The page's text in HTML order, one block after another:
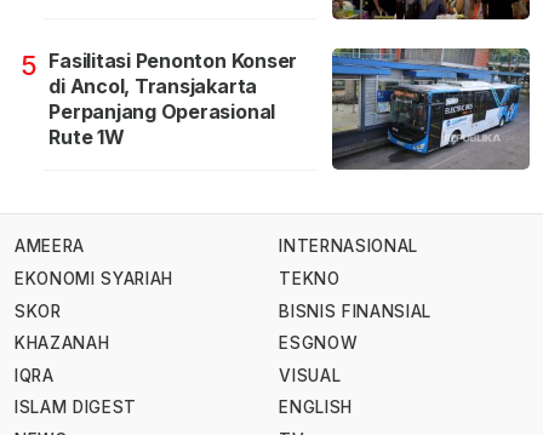
5 Fasilitasi Penonton Konser
di Ancol, Transjakarta
Perpanjang Operasional
Rute 1W
AMEERA
EKONOMI SYARIAH
SKOR
KHAZANAH
IQRA
ISLAM DIGEST
INTERNASIONAL
TEKNO
BISNIS FINANSIAL
ESGNOW
VISUAL
ENGLISH